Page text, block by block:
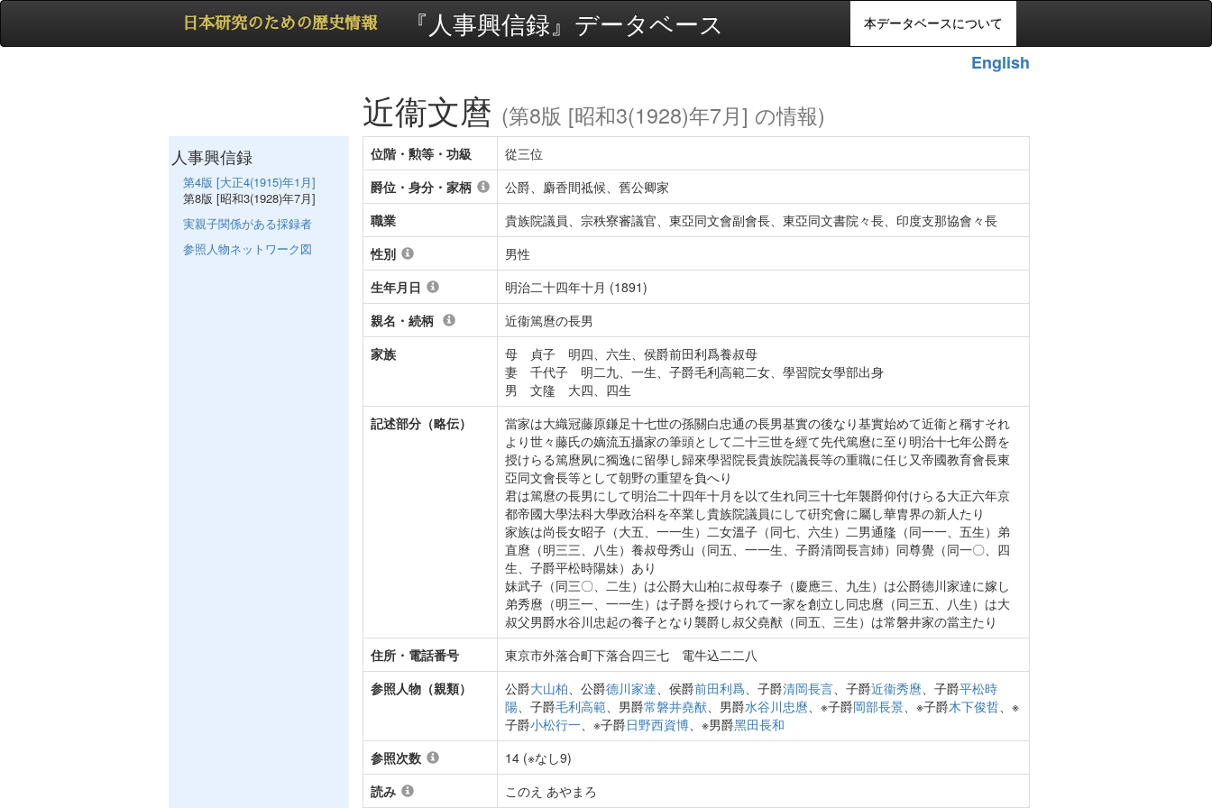
本データベースについて
日本研究のための歴史情報 『人事興信録』データベース
English
近衞文麿 (第8版 [昭和3(1928)年7月] の情報)
位階・勲等・功級
從三位
爵位・身分・家柄
公爵、麝香間祗候、舊公卿家
職業
貴族院議員、宗秩寮審議官、東亞同文會副會長、東亞同文書院々長、印度支那協會々長
性別
男性
生年月日
明治二十四年十月 (1891)
親名・続柄
近衞篤麿の長男
家族
母 貞子 明四、六生、侯爵前田利爲養叔母
妻 千代子 明二九、一生、子爵毛利高範二女、學習院女學部出身
男 文隆 大四、四生
記述部分（略伝）
當家は大織冠藤原鎌足十七世の孫關白忠通の長男基實の後なり基實始めて近衞と稱すそれ
より世々藤氏の嫡流五攝家の筆頭として二十三世を經て先代篤麿に至り明治十七年公爵を
授けらる篤麿夙に獨逸に留學し歸來學習院長貴族院議長等の重職に任じ又帝國教育會長東
亞同文會長等として朝野の重望を負へり
君は篤麿の長男にして明治二十四年十月を以て生れ同三十七年襲爵仰付けらる大正六年京
都帝國大學法科大學政治科を卒業し貴族院議員にして硏究會に屬し華胄界の新人たり
家族は尚長女昭子（大五、一一生）二女溫子（同七、六生）二男通隆（同一一、五生）弟
直麿（明三三、八生）養叔母秀山（同五、一一生、子爵清岡長言姉）同尊覺（同一〇、四
生、子爵平松時陽妹）あり
妹武子（同三〇、二生）は公爵大山柏に叔母泰子（慶應三、九生）は公爵德川家達に嫁し
弟秀麿（明三一、一一生）は子爵を授けられて一家を創立し同忠麿（同三五、八生）は大
叔父男爵水谷川忠起の養子となり襲爵し叔父堯猷（同五、三生）は常磐井家の當主たり
住所・電話番号
東京市外落合町下落合四三七 電牛込二二八
参照人物（親類）
公爵大山柏、公爵德川家達、侯爵前田利爲、子爵清岡長言、子爵近衞秀麿、子爵平松時
陽、子爵毛利高範、男爵常磐井堯猷、男爵水谷川忠麿、※子爵岡部長景、※子爵木下俊哲、※
子爵小松行一、※子爵日野西資博、※男爵黑田長和
参照次数
14 (※なし9)
読み
このえ あやまろ
人事興信録
第4版 [大正4(1915)年1月]
第8版 [昭和3(1928)年7月]
実親子関係がある採録者
参照人物ネットワーク図